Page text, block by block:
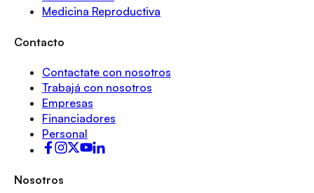
Medicina Reproductiva
Contacto
Contactate con nosotros
Trabajá con nosotros
Empresas
Financiadores
Personal
Nosotros